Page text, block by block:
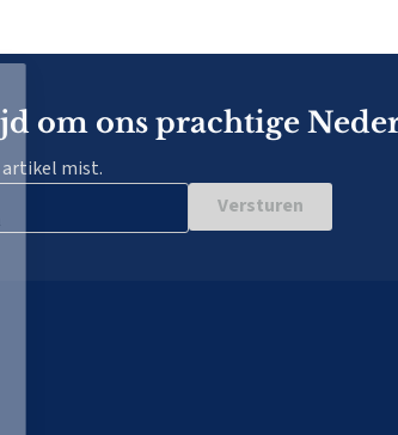
om ons prachtige
artikel mist.
Versturen